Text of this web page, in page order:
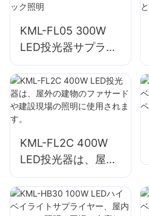
す。
KML-FL05 300W
LED投光器サプライ
ヤー、港湾およびド
ック照明
KML-FL2C 400W
LED投光器は、屋外
の建物のファサード
や建設現場の照明に
使用されます。